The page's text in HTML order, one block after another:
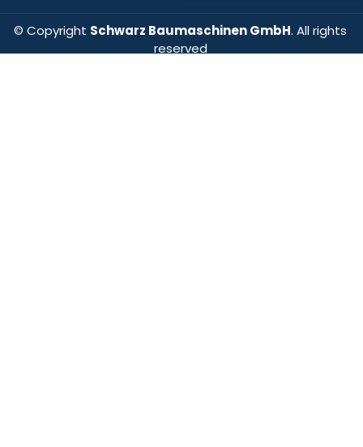
© Copyright Schwarz Baumaschinen GmbH. All rights
reserved